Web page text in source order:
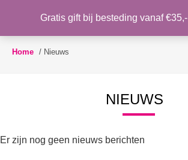
Toggle
WENSLIJST
Home / Nieuws
NIEUWS
Er zijn nog geen nieuws berichten
Gratis gift bij besteding vanaf €35,-